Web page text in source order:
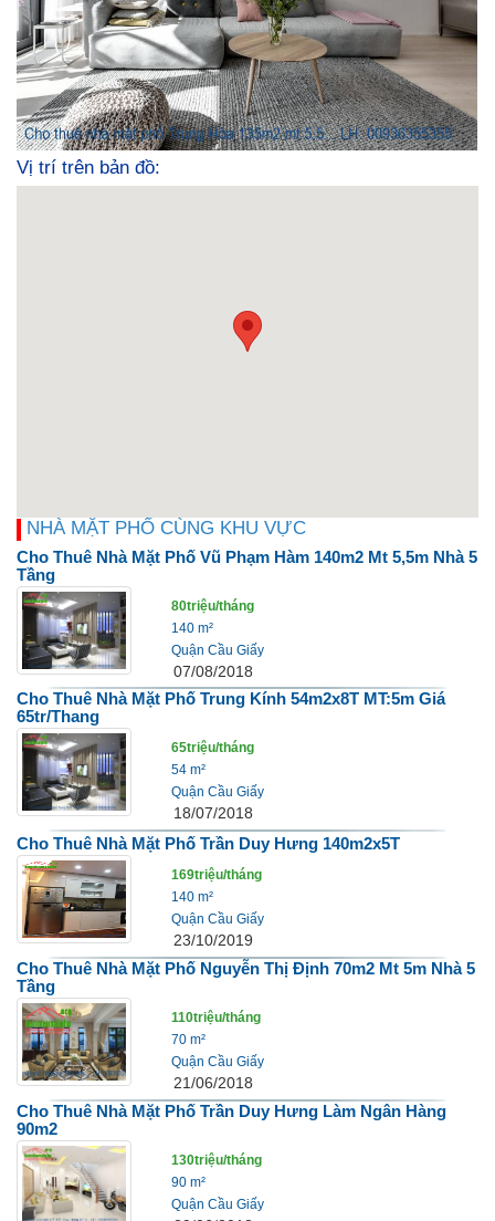
Vị trí trên bản đồ:
NHÀ MẶT PHỐ CÙNG KHU VỰC
Cho Thuê Nhà Mặt Phố Vũ Phạm Hàm 140m2 Mt 5,5m Nhà 5
Tầng
80triệu/tháng
140 m²
Quận Cầu Giấy
07/08/2018
Cho Thuê Nhà Mặt Phố Trung Kính 54m2x8T MT:5m Giá
65tr/thang
65triệu/tháng
54 m²
Quận Cầu Giấy
18/07/2018
Cho Thuê Nhà Mặt Phố Trần Duy Hưng 140m2x5T
169triệu/tháng
140 m²
Quận Cầu Giấy
23/10/2019
Cho Thuê Nhà Mặt Phố Nguyễn Thị Định 70m2 Mt 5m Nhà 5
Tầng
110triệu/tháng
70 m²
Quận Cầu Giấy
21/06/2018
Cho Thuê Nhà Mặt Phố Trần Duy Hưng Làm Ngân Hàng
90m2
130triệu/tháng
90 m²
Quận Cầu Giấy